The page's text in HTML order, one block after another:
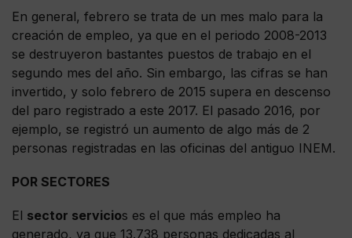
En general, febrero se trata de un mes malo para la
creación de empleo, ya que en el periodo 2008-2013
se destruyeron bastantes puestos de trabajo en el
segundo mes del año. Sin embargo, las cifras se han
invertido, y solo febrero de 2015 supera en descenso
del paro registrado a este 2017. El pasado 2016, por
ejemplo, se registró un aumento de algo más de 2
personas registradas en las oficinas del antiguo INEM.
POR SECTORES
El sector servicios es el que más empleo ha
generado, ya que 13.738 personas dedicadas al